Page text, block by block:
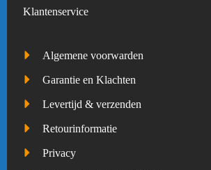
Klantenservice
Algemene voorwarden
Garantie en Klachten
Levertijd & verzenden
Retourinformatie
Privacy